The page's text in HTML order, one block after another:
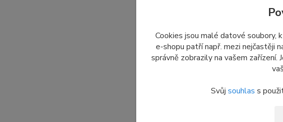
Doprodej
poslední
pouze to, co je
Cookies jsou malé datové soubory,
e-shopu patří např. mezi nejčastěji
správně zobrazily na vašem zařízení.
Svůj souhlas s